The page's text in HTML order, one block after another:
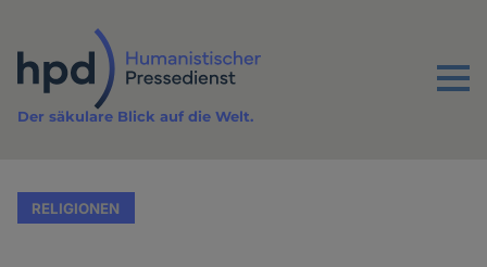
Inhalt
Menu
Der säkulare Blick auf die Welt.
RELIGIONEN